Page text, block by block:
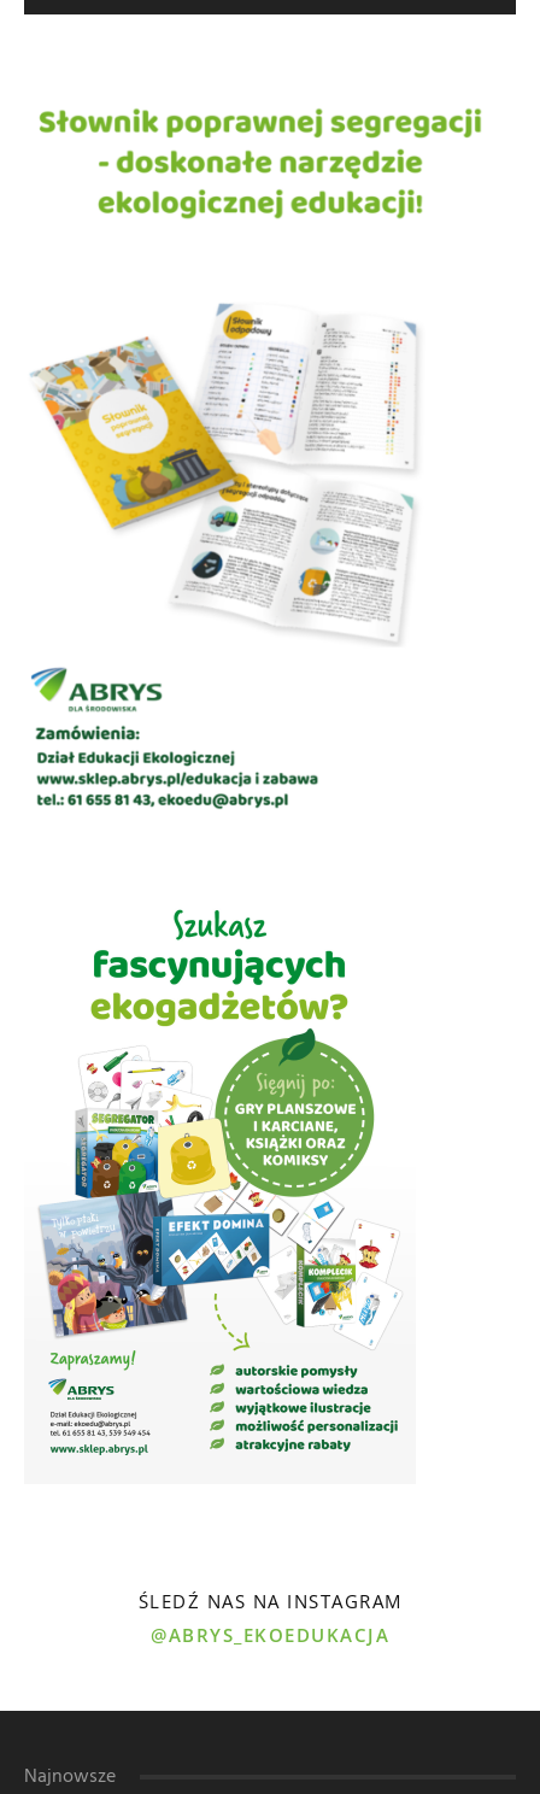
ŚLEDŹ NAS NA INSTAGRAM
@ABRYS_EKOEDUKACJA
Najnowsze